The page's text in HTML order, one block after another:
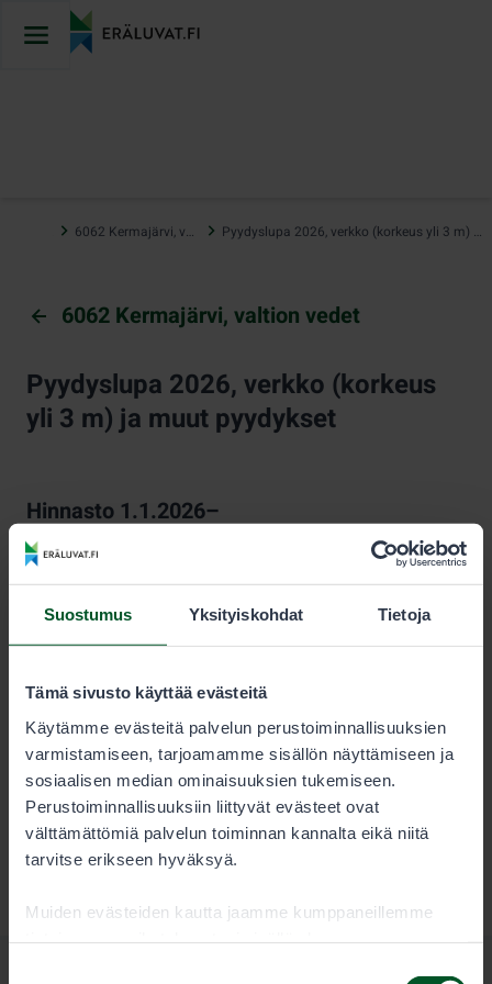
Suostumus Yksityiskohdat Tietoja
Tämä sivusto käyttää evästeitä
Käytämme evästeitä palvelun perustoiminnallisuuksien
varmistamiseen, tarjoamamme sisällön näyttämiseen ja
sosiaalisen median ominaisuuksien tukemiseen.
Perustoiminnallisuuksiin liittyvät evästeet ovat
välttämättömiä palvelun toiminnan kannalta eikä niitä
tarvitse erikseen hyväksyä.
Muiden evästeiden kautta jaamme kumppaneillemme
sisältöön
… 6062 Kermajärvi, valtion vedet Pyydyslupa 2026, verkko (korkeus yli 3 m) ja muut pyydykset
6062 Kermajärvi, valtion vedet
Pyydyslupa 2026, verkko (korkeus
yli 3 m) ja muut pyydykset
Hinnasto 1.1.2026–
KESTO
Kausi 18,00 €
Pyydyslupa on pyynti- tai venekuntakohtainen, ja se on